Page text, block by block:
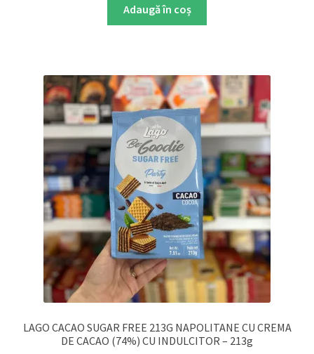
Adaugă în coș
LAGO CACAO SUGAR FREE 213G NAPOLITANE CU CREMA
DE CACAO (74%) CU INDULCITOR – 213g